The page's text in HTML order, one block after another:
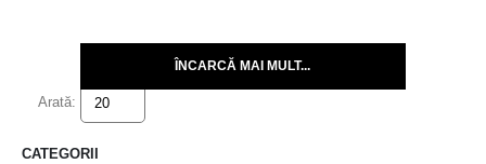
favorite
favorite
ÎNCARCĂ MAI MULT...
Arată:
CATEGORII